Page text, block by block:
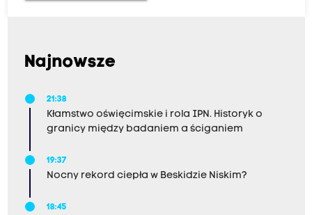
Najnowsze
21:38
Kłamstwo oświęcimskie i rola IPN. Historyk o
granicy między badaniem a ściganiem
19:37
Nocny rekord ciepła w Beskidzie Niskim?
18:45